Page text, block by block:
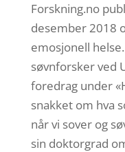
Forskning.no
desember 2018
emosjonell
søvnforsker ved
foredrag under
snakket om hva
når vi sover og
sin doktorgrad